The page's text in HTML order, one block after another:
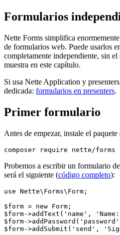
Formularios
Nette Forms simplifica
de formularios web. Puede usarlos
completamente independiente, sin
muestra en este capítulo.
Si usa Nette Application y
dedicada: formularios en presenters.
Primer formulario
Antes de empezar, instale el paquete
Probemos a escribir un formulario
será el siguiente (código completo):
use Nette\Forms\Form;
$form = new Form;
$form->addText('name',
$form-